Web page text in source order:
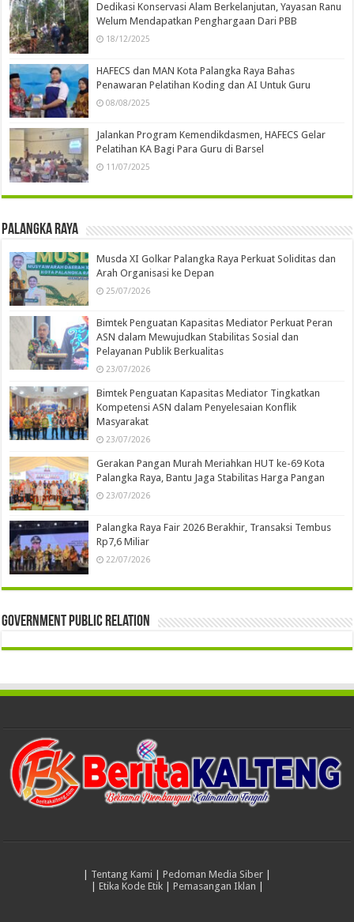
Dedikasi Konservasi Alam Berkelanjutan, Yayasan Ranu
Welum Mendapatkan Penghargaan Dari PBB
18/12/2025
HAFECS dan MAN Kota Palangka Raya Bahas
Penawaran Pelatihan Koding dan AI Untuk Guru
08/08/2025
Jalankan Program Kemendikdasmen, HAFECS Gelar
Pelatihan KA Bagi Para Guru di Barsel
11/07/2025
Palangka Raya
Musda XI Golkar Palangka Raya Perkuat Soliditas dan
Arah Organisasi ke Depan
25/07/2026
Bimtek Penguatan Kapasitas Mediator Perkuat Peran
ASN dalam Mewujudkan Stabilitas Sosial dan
Pelayanan Publik Berkualitas
23/07/2026
Bimtek Penguatan Kapasitas Mediator Tingkatkan
Kompetensi ASN dalam Penyelesaian Konflik
Masyarakat
23/07/2026
Gerakan Pangan Murah Meriahkan HUT ke-69 Kota
Palangka Raya, Bantu Jaga Stabilitas Harga Pangan
23/07/2026
Palangka Raya Fair 2026 Berakhir, Transaksi Tembus
Rp7,6 Miliar
22/07/2026
Government Public Relation
Tentang Kami Pedoman Media Siber
Etika Kode Etik| Pemasangan Iklan